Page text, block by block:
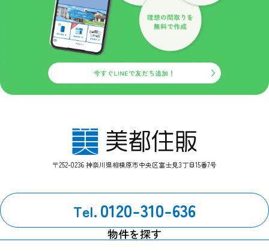
取得した個人情報について、漏えい、滅失又はき損の防止等、その
管理のために必要かつ適切な安全管理措置を講じます。また、取得
した個人情報を取り扱う従業者や委託先（再委託先を含みます）に
対して、必要かつ適切な監督を行います。
プライバシーポリシーの改定について
当サイトにおけるプライバシーポリシーの改定につきましては、個
なお改定については、当サイトにおいて掲載しお知らせするものと
させていただきます。
【お問い合わせ窓口】
2024年7月1日 改定
〒252-0236 神奈川県相模原市中央区富士見3丁目15番7号
Tel. 0120-310-636
物件を探す